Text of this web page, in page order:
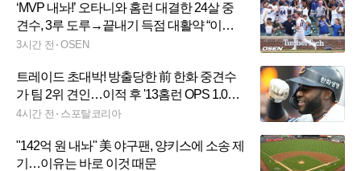
‘MVP 내놔!’ 오타니와 홈런 대결한 24살 중
견수, 3루 도루→끝내기 득점 대활약 “이게
내가 원했던 플레이”
3시간 전 OSEN
트레이드 초대박! 방출당한 前 한화 중견수
가 팀 2위 견인…이적 후 '13홈런 OPS 1.039'
맹활약, 포스트시즌에서도 이어질까
4시간 전 스포탈코리아
"142억 원 내놔" 美 야구팬, 양키스에 소송 제
기…이유는 바로 이것 때문